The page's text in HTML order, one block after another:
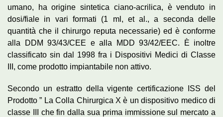
umano, ha origine sintetica ciano-acrilica, è venduto in
dosi/fiale in vari formati (1 ml, etal., a seconda delle
quantità che il chirurgo reputa necessarie) ed è conforme
alla DDM 93/43/CEE e alla MDD 93/42/EEC. È inoltre
classificato sin dal 1998 fra i Dispositivi Medici di Classe
III, come prodotto impiantabile non attivo.
Secondo un estratto della vigente certificazione ISS del
Prodotto ” La Colla Chirurgica X è un dispositivo medico di
classe III che fin dalla sua prima immissione sul mercato a